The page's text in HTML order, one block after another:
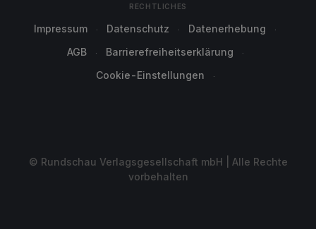
RECHTLICHES
Impressum Datenschutz
Datenerhebung
AGB
Barrierefreiheitserklärung
Cookie-Einstellungen
© Rundschau Verlagsgesellschaft mbH | Alle Rechte
vorbehalten